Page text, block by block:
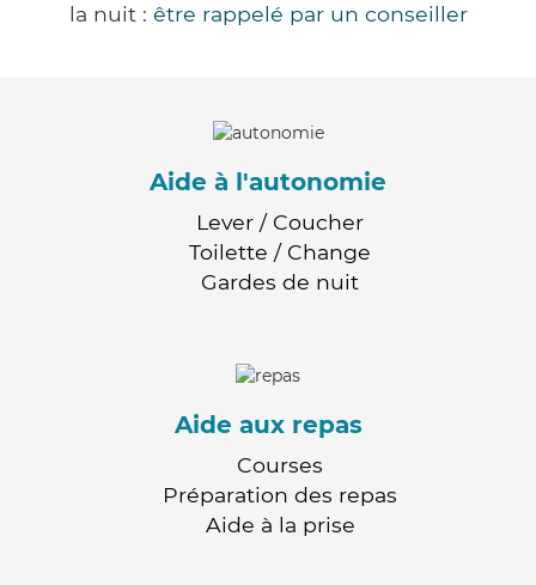
la nuit : être rappelé par un conseiller
Aide à l'autonomie
Lever / Coucher
Toilette / Change
Gardes de nuit
Aide aux repas
Courses
Préparation des repas
Aide à la prise